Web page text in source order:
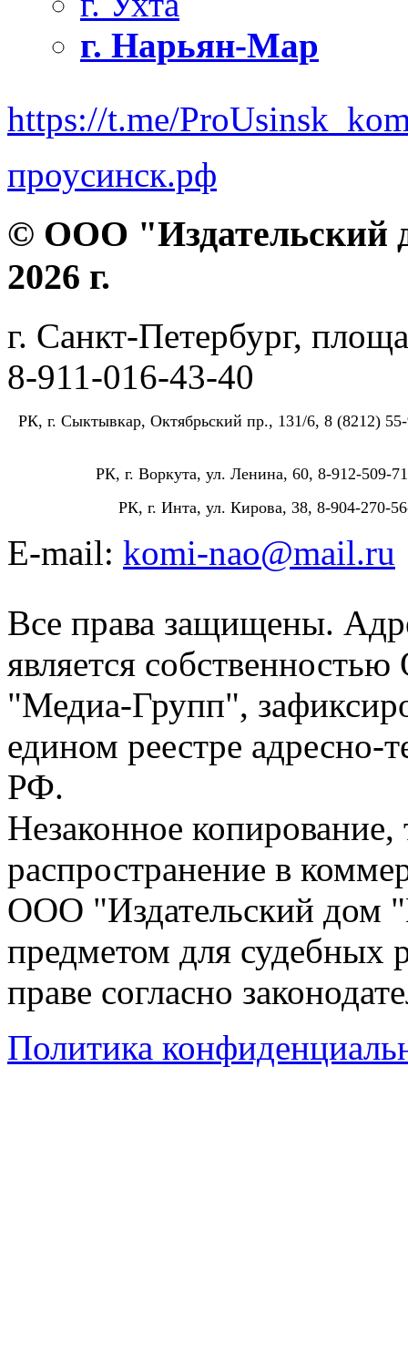
г. Нарьян-Мар
https://t.me/
проусинск.рф
© ООО "Издательский
2026 г.
г. Санкт-Петербург,
8-911-016-43-40
РК, г. Сыктывкар, Октябрьский пр., 131/6, 8 (8212)
РК, г. Воркута, ул. Ленина, 60, 8-912-509-
РК, г. Инта, ул. Кирова, 38, 8-904-270-
E-mail: komi-nao@mail.ru
Все права защищены.
является
"Медиа-Групп",
едином реестре адресно-
РФ.
Незаконное
распространение в
ООО "Издательский дом
предметом для судебных
праве согласно
Политика